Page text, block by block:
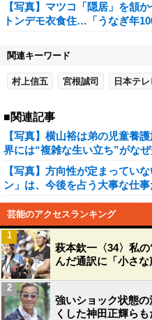
【写真】マツコ「隠居」を頷
トンデモ衣食住…「うなぎ年
関連キーワード
村上信五 宮根誠司 日本テレ
■関連記事
【写真】横山裕は弟の児童養
界には“複雑な生い立ち”がな
【写真】方向性が定まってい
ン」は、今後を占う大事な仕事
芸能のアクセスランキング
萩本欽一〈34〉私
んだ通訳に「小さな
1
強いショック状態
くした神田正輝ら
2